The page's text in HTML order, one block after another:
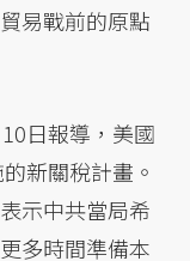
易戰前的原點
日報導，美國
新關稅計畫。
示中共當局希
多時間準備本